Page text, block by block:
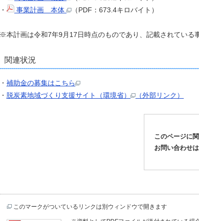
・
事業計画 本体 （PDF：673.4キロバイト）
※本計画は令和7年9月17日時点のものであり、記載されている
関連状況
・ 補助金の募集はこちら
・ 脱炭素地域づくり支援サイト（環境省） （外部リンク）
このページに
お問い合わせは
このマークがついているリンクは別ウィンドウで開きます